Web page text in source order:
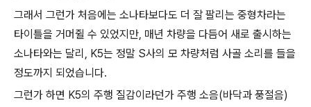
그래서 그런가 처음에는 소나타보다도 더 잘 팔리는 중형차라는
타이틀을 거머쥘 수 있었지만, 매년 차량을 다듬어 새로 출시하는
소나타와는 달리, K5는 정말 S사의 모 차량처럼 사골 소리를 들을
정도까지 되었습니다.
그런가 하면 K5의 주행 질감이라던가 주행 소음(바닥과 풍절음)